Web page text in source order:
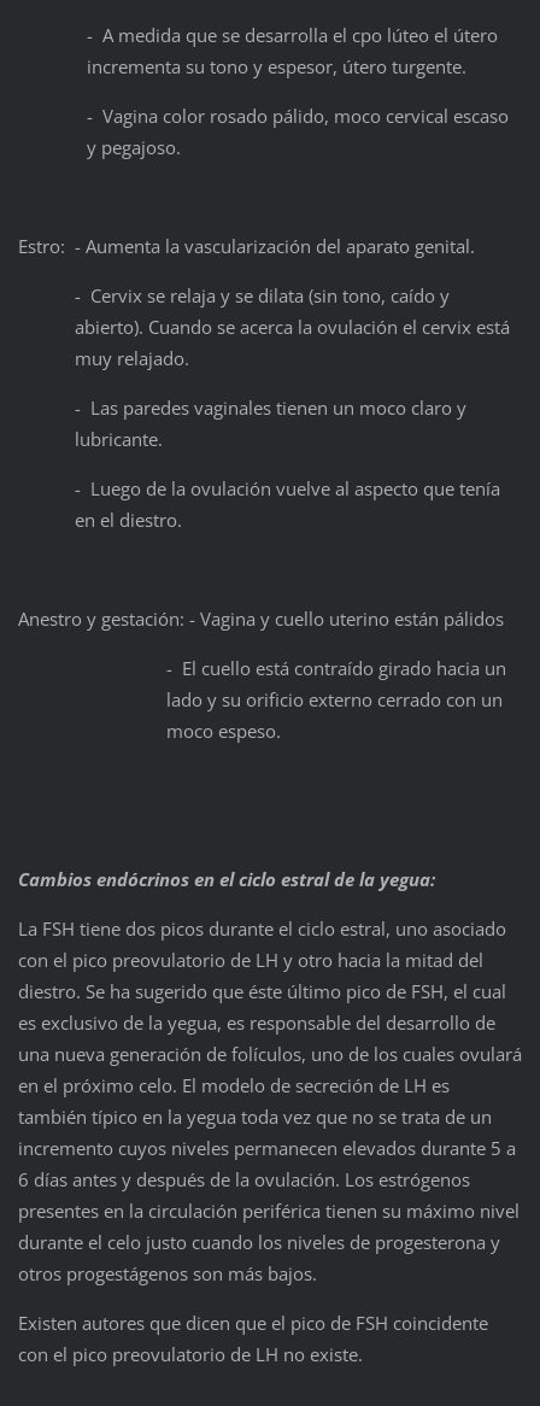
- A medida que se desarrolla el cpo lúteo el útero
incrementa su tono y espesor, útero turgente.
- Vagina color rosado pálido, moco cervical escaso
y pegajoso.
Estro: - Aumenta la vascularización del aparato genital.
- Cervix se relaja y se dilata (sin tono, caído y
abierto). Cuando se acerca la ovulación el cervix está
muy relajado.
- Las paredes vaginales tienen un moco claro y
lubricante.
- Luego de la ovulación vuelve al aspecto que tenía
en el diestro.
Anestro y gestación: - Vagina y cuello uterino están pálidos
- El cuello está contraído girado hacia un
lado y su orificio externo cerrado con un
moco espeso.
Cambios endócrinos en el ciclo estral de la yegua:
La FSH tiene dos picos durante el ciclo estral, uno asociado
con el pico preovulatorio de LH y otro hacia la mitad del
diestro. Se ha sugerido que éste último pico de FSH, el cual
es exclusivo de la yegua, es responsable del desarrollo de
una nueva generación de folículos, uno de los cuales ovulará
en el próximo celo. El modelo de secreción de LH es
también típico en la yegua toda vez que no se trata de un
incremento cuyos niveles permanecen elevados durante 5 a
6 días antes y después de la ovulación. Los estrógenos
presentes en la circulación periférica tienen su máximo nivel
durante el celo justo cuando los niveles de progesterona y
otros progestágenos son más bajos.
Existen autores que dicen que el pico de FSH coincidente
con el pico preovulatorio de LH no existe.